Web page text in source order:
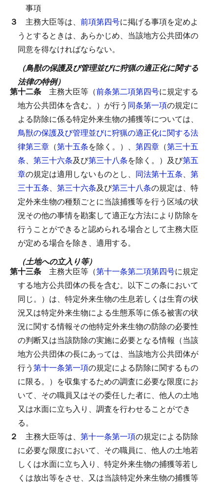
事項
３ 主務大臣等は、 前項第四号に掲げる事項を定めよ
うとするときは、あらかじめ、当該地方公共団体の
同意を得なければならない。
（鳥獣の保護及び管理並びに狩猟の適正化に関する
法律の特例）
第十二条 主務大臣等（前条第二項第四号に規定する
地方公共団体を含む。）が行う 同条第一項の規定に
よる防除に係る特定外来生物の捕獲等については、
鳥獣の保護及び管理並びに狩猟の適正化に関する法
律第三章 （第十五条を除く。）、 第四章 （第三十五
条、 第三十六条及び第三十八条を除く。）及び第五
章の規定は適用しないものとし、 同法第十五条、 第
三十五条、 第三十六条及び第三十八条の規定は、特
定外来生物の種類ごとに当該捕獲等を行う区域の状
況その他の事情を勘案して適正な方法により防除を
行うことができると認められる場合として主務大臣
が定める場合を除き、適用する。
（土地への立入り等）
第十三条 主務大臣等（第十一条第二項第四号に規定
する地方公共団体の長を含む。以下この条において
同じ。）は、特定外来生物の生息若しくは生育の状
況又は特定外来生物による生態系等に係る被害の状
況に関する情報その他特定外来生物の防除の必要性
の判断又は当該防除の実施に必要となる情報（当該
地方公共団体の長にあっては、当該地方公共団体が
行う第十一条第一項の規定による防除に関するもの
に限る。）を収集するための調査に必要な限度にお
いて、その職員又はその委任した者に、他人の土地
又は水面に立ち入り、調査を行わせることができ
る。
２ 主務大臣等は、 第十一条第一項の規定による防除
に必要な限度において、その職員に、他人の土地若
しくは水面に立ち入り、特定外来生物の捕獲等若し
くは放出等をさせ、又は当該特定外来生物の捕獲等